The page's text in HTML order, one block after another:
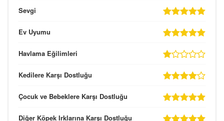
Sevgi
Ev Uyumu
Havlama Eğilimleri
Kedilere Karşı Dostluğu
Çocuk ve Bebeklere Karşı Dostluğu
Diğer Köpek Irklarına Karşı Dostluğu